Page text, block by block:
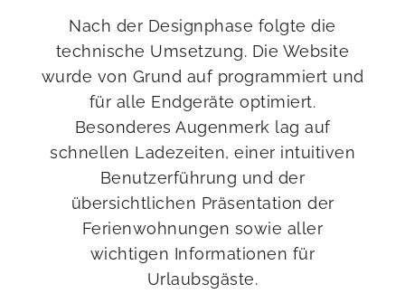
Nach der Designphase folgte die
technische Umsetzung. Die Website
wurde von Grund auf programmiert und
für alle Endgeräte optimiert.
Besonderes Augenmerk lag auf
schnellen Ladezeiten, einer intuitiven
Benutzerführung und der
übersichtlichen Präsentation der
Ferienwohnungen sowie aller
wichtigen Informationen für
Urlaubsgäste.